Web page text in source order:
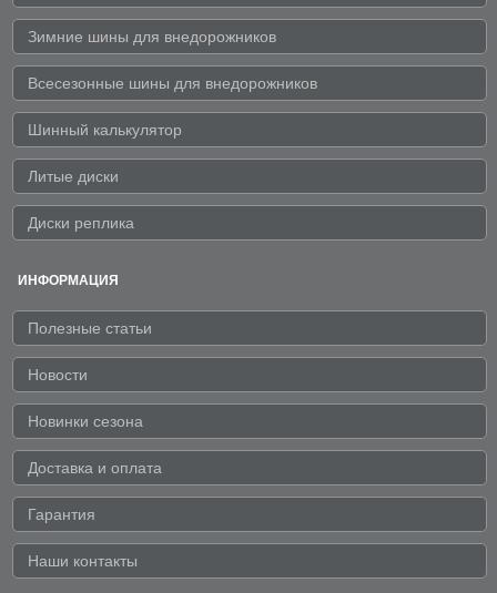
Зимние шины для внедорожников
Всесезонные шины для внедорожников
Шинный калькулятор
Литые диски
Диски реплика
ИНФОРМАЦИЯ
Полезные статьи
Новости
Новинки сезона
Доставка и оплата
Гарантия
Наши контакты